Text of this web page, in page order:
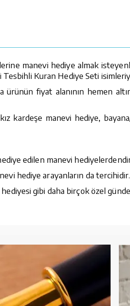
manevi hediye almak
Tesbihli Kuran Hediye Seti
fiyat alanının hemen
kardeşe manevi hediye,
edilen manevi
hediye arayanların da tercihidir.
gibi daha birçok özel